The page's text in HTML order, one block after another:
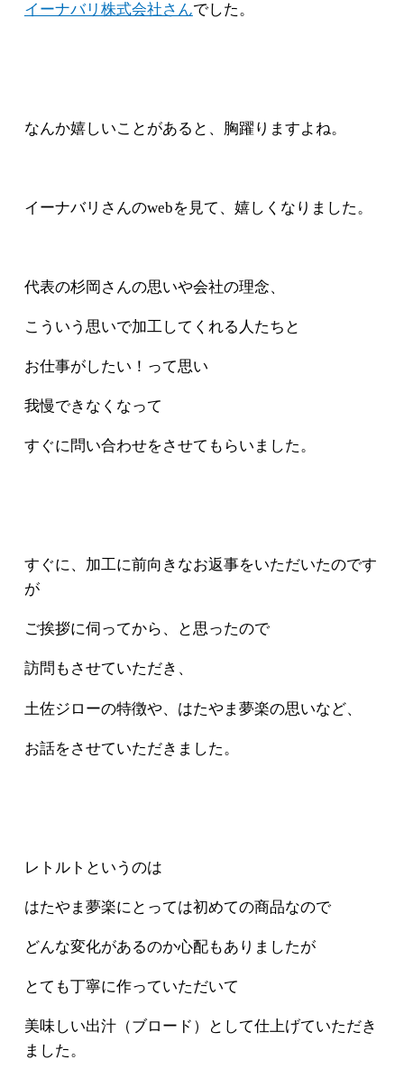
イーナバリ株式会社さんでした。
なんか嬉しいことがあると、胸躍りますよね。
イーナバリさんのwebを見て、嬉しくなりました。
代表の杉岡さんの思いや会社の理念、
こういう思いで加工してくれる人たちと
お仕事がしたい！って思い
我慢できなくなって
すぐに問い合わせをさせてもらいました。
すぐに、加工に前向きなお返事をいただいたのです
が
ご挨拶に伺ってから、と思ったので
訪問もさせていただき、
土佐ジローの特徴や、はたやま夢楽の思いなど、
お話をさせていただきました。
レトルトというのは
はたやま夢楽にとっては初めての商品なので
どんな変化があるのか心配もありましたが
とても丁寧に作っていただいて
美味しい出汁（ブロード）として仕上げていただき
ました。